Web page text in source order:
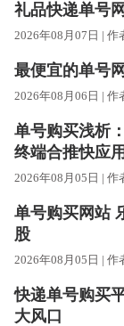
礼品快递单号
2026年08月07日 | 作
最便宜的单号
2026年08月06日 | 作
单号购买浅析
终端合推快应用
2026年08月05日 | 作
单号购买网站
股
2026年08月05日 | 作
快递单号购买
大风口